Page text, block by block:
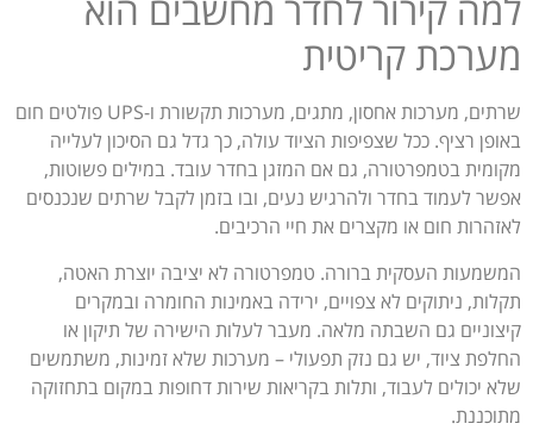
למה קירור לחדר מחשבים הוא
מערכת קריטית
שרתים, מערכות אחסון, מתגים, מערכות תקשורת ו-UPS פולטים חום
באופן רציף. ככל שצפיפות הציוד עולה, כך גדל גם הסיכון לעלייה
מקומית בטמפרטורה, גם אם המזגן בחדר עובד. במילים פשוטות,
אפשר לעמוד בחדר ולהרגיש נעים, ובו בזמן לקבל שרתים שנכנסים
לאזהרות חום או מקצרים את חיי הרכיבים.
המשמעות העסקית ברורה. טמפרטורה לא יציבה יוצרת האטה,
תקלות, ניתוקים לא צפויים, ירידה באמינות החומרה ובמקרים
קיצוניים גם השבתה מלאה. מעבר לעלות הישירה של תיקון או
החלפת ציוד, יש גם נזק תפעולי – מערכות שלא זמינות, משתמשים
שלא יכולים לעבוד, ותלות בקריאות שירות דחופות במקום בתחזוקה
מתוכננת.